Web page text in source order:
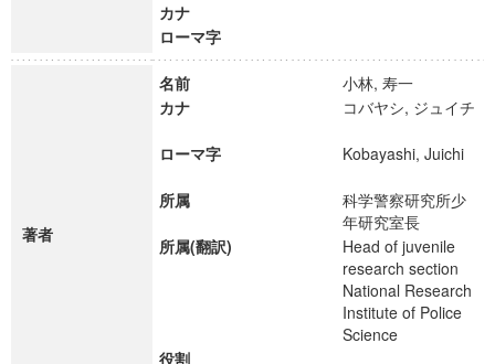
カナ
ローマ字
著者
名前
小林, 寿一
カナ
コバヤシ, ジュイチ
ローマ字 Kobayashi, Juichi
所属
科学警察研究所少
年研究室長
所属(翻訳)
Head of juvenile
research section
National Research
Institute of Police
Science
役割